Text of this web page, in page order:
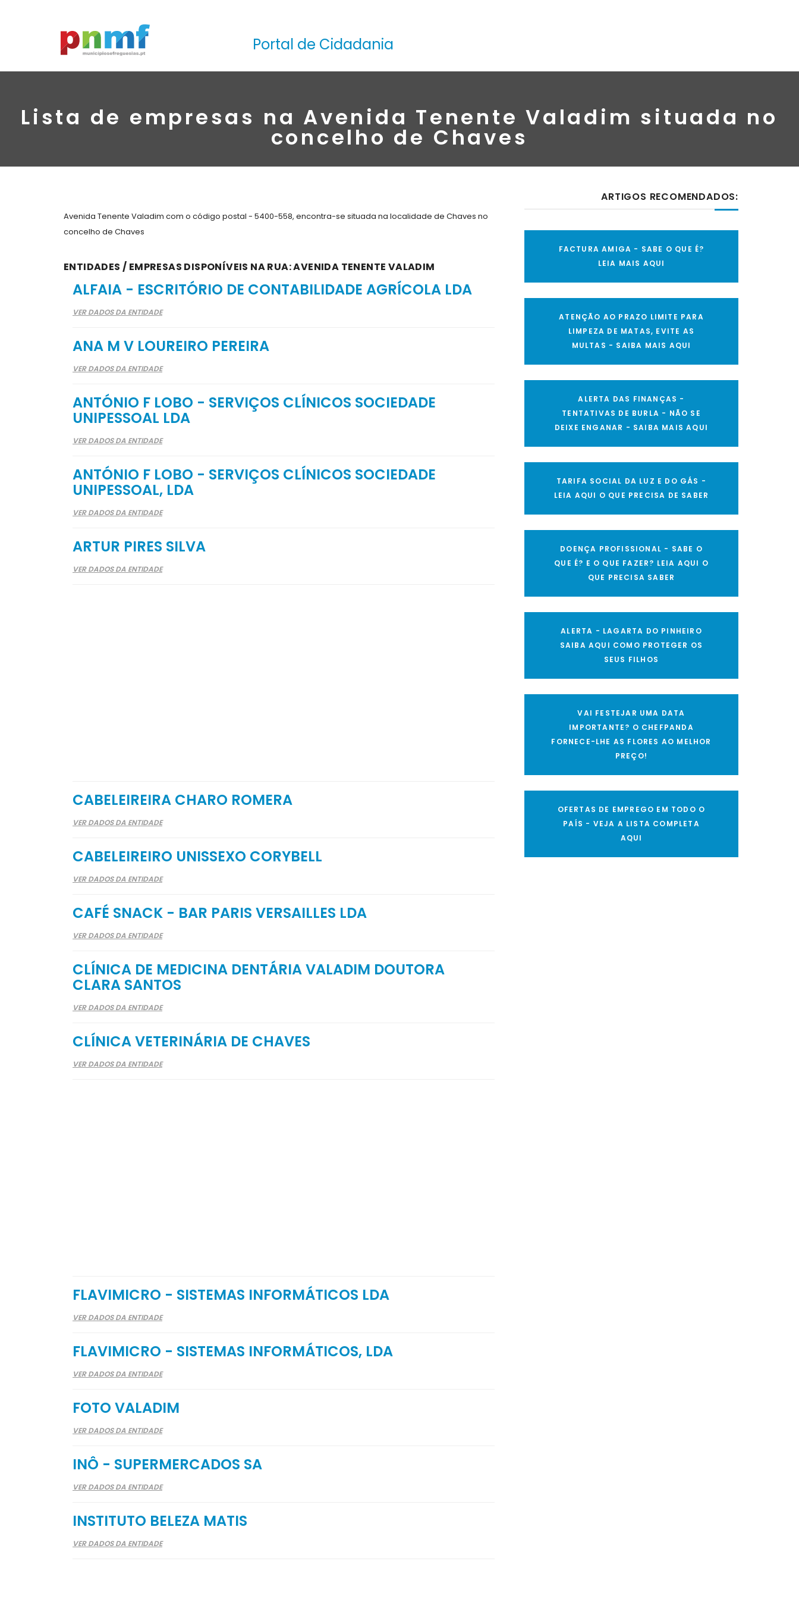
Portal de Cidadania
Lista de empresas na Avenida Tenente Valadim situada no
concelho de Chaves
Avenida Tenente Valadim com o código postal - 5400-558, encontra-se situada na localidade de Chaves no
concelho de Chaves
ENTIDADES / EMPRESAS DISPONÍVEIS NA RUA: AVENIDA TENENTE VALADIM
ALFAIA - ESCRITÓRIO DE CONTABILIDADE AGRÍCOLA LDA
VER DADOS DA ENTIDADE
ANA M V LOUREIRO PEREIRA
VER DADOS DA ENTIDADE
ANTÓNIO F LOBO - SERVIÇOS CLÍNICOS SOCIEDADE
UNIPESSOAL LDA
VER DADOS DA ENTIDADE
ANTÓNIO F LOBO - SERVIÇOS CLÍNICOS SOCIEDADE
UNIPESSOAL, LDA
VER DADOS DA ENTIDADE
ARTUR PIRES SILVA
VER DADOS DA ENTIDADE
CABELEIREIRA CHARO ROMERA
VER DADOS DA ENTIDADE
CABELEIREIRO UNISSEXO CORYBELL
VER DADOS DA ENTIDADE
CAFÉ SNACK - BAR PARIS VERSAILLES LDA
VER DADOS DA ENTIDADE
CLÍNICA DE MEDICINA DENTÁRIA VALADIM DOUTORA
CLARA SANTOS
VER DADOS DA ENTIDADE
CLÍNICA VETERINÁRIA DE CHAVES
VER DADOS DA ENTIDADE
FLAVIMICRO - SISTEMAS INFORMÁTICOS LDA
VER DADOS DA ENTIDADE
FLAVIMICRO - SISTEMAS INFORMÁTICOS, LDA
VER DADOS DA ENTIDADE
FOTO VALADIM
VER DADOS DA ENTIDADE
INÔ - SUPERMERCADOS SA
VER DADOS DA ENTIDADE
INSTITUTO BELEZA MATIS
VER DADOS DA ENTIDADE
ARTIGOS RECOMENDADOS:
FACTURA AMIGA - SABE O QUE É?
LEIA MAIS AQUI
ATENÇÃO AO PRAZO LIMITE PARA
LIMPEZA DE MATAS, EVITE AS
MULTAS - SAIBA MAIS AQUI
ALERTA DAS FINANÇAS -
TENTATIVAS DE BURLA - NÃO SE
DEIXE ENGANAR - SAIBA MAIS AQUI
TARIFA SOCIAL DA LUZ E DO GÁS -
LEIA AQUI O QUE PRECISA DE SABER
DOENÇA PROFISSIONAL - SABE O
QUE É? E O QUE FAZER? LEIA AQUI O
QUE PRECISA SABER
ALERTA - LAGARTA DO PINHEIRO
SAIBA AQUI COMO PROTEGER OS
SEUS FILHOS
VAI FESTEJAR UMA DATA
IMPORTANTE? O CHEFPANDA
FORNECE-LHE AS FLORES AO MELHOR
PREÇO!
OFERTAS DE EMPREGO EM TODO O
PAÍS - VEJA A LISTA COMPLETA
AQUI